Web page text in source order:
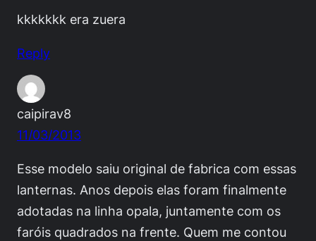
kkkkkkk era zuera
Reply
caipirav8
11/03/2013
Esse modelo saiu original de fabrica com essas
lanternas. Anos depois elas foram finalmente
adotadas na linha opala, juntamente com os
faróis quadrados na frente. Quem me contou